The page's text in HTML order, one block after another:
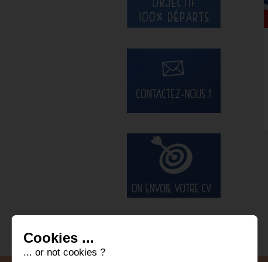
Cookies ...
... or not cookies ?